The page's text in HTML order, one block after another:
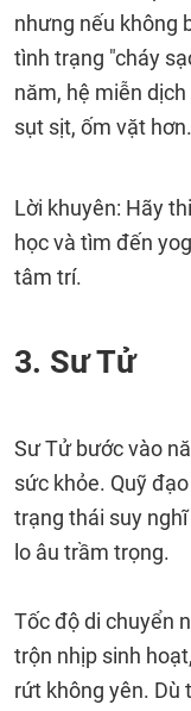
nhưng nếu không
tình trạng "cháy
năm, hệ miễn
sụt sịt, ốm vặt hơn.
Lời khuyên: Hãy
học và tìm đến
tâm trí.
3. Sư Tử
Sư Tử bước vào
sức khỏe. Quỹ
trạng thái suy
lo âu trầm trọng.
Tốc độ di chuyển
trộn nhịp sinh
rứt không yên. Dù